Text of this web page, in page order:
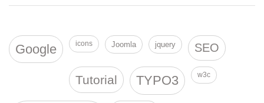
Google icons Joomla jquery SEO
Tutorial TYPO3 w3c